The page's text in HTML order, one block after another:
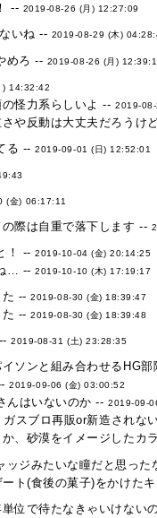
-- 2019-08-26 (月) 12:27:09
いね -- 2019-08-29 (木)
めろ -- 2019-08-26 (月)
) 14:32:42
の怪力系らしいよ --2019-
や反動は大丈夫だろうけ
る --2019-09-01 (日) 12:52:01
(金) 06:17:11
際は自重で落下します --
！ --2019-10-04 (金) 20:14:25
ね… --2019-10-10 (木) 17:19:17
た --2019-08-30 (金) 18:39:47
た --2019-08-30 (金) 18:39:48
--2019-08-31 (土) 23:28:35
ソンと組み合わせるHG
2019-09-06 (金) 03:00:52
んはいないのか --2019-09-
スブロ再販or新造されな
、砂漠をイメージした
ッジみたいな瞳だと思った
ト(食後の菓子)をかけた
位で待たなきゃいけな